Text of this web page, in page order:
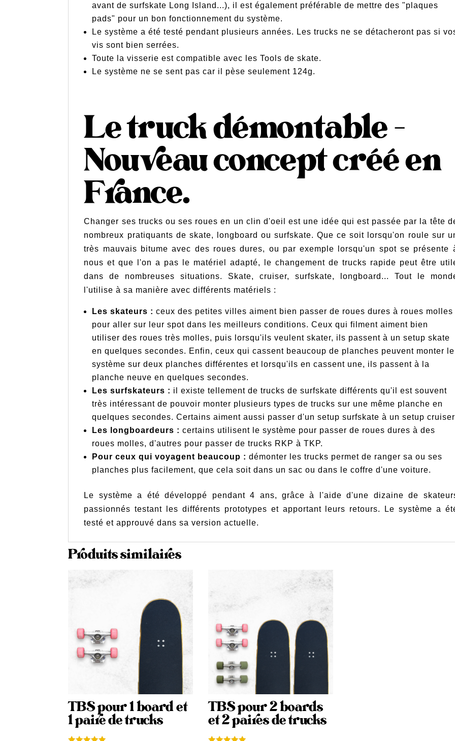
avant de surfskate Long Island...), il est également préférable de mettre des "plaques
pads" pour un bon fonctionnement du système.
Le système a été testé pendant plusieurs années. Les trucks ne se détacheront pas si
vis sont bien serrées.
Toute la visserie est compatible avec les Tools de skate.
Le système ne se sent pas car il pèse seulement 124g.
Le truck démontable -
Nouveau concept créé en
France.
Changer ses trucks ou ses roues en un clin d'oeil est une idée qui est passée par la tête
nombreux pratiquants de skate, longboard ou surfskate. Que ce soit lorsqu'on roule sur
très mauvais bitume avec des roues dures, ou par exemple lorsqu'un spot se présente
nous et que l'on a pas le matériel adapté, le changement de trucks rapide peut être
dans de nombreuses situations. Skate, cruiser, surfskate, longboard... Tout le
l'utilise à sa manière avec différents matériels :
Les skateurs : ceux des petites villes aiment bien passer de roues dures à roues molles
pour aller sur leur spot dans les meilleurs conditions. Ceux qui filment aiment bien
utiliser des roues très molles, puis lorsqu'ils veulent skater, ils passent à un setup skate
en quelques secondes. Enfin, ceux qui cassent beaucoup de planches peuvent monter le
système sur deux planches différentes et lorsqu'ils en cassent une, ils passent à la
planche neuve en quelques secondes.
Les surfskateurs : il existe tellement de trucks de surfskate différents qu'il est souvent
très intéressant de pouvoir monter plusieurs types de trucks sur une même planche en
quelques secondes. Certains aiment aussi passer d'un setup surfskate à un setup
Les longboardeurs : certains utilisent le système pour passer de roues dures à des
roues molles, d'autres pour passer de trucks RKP à TKP.
Pour ceux qui voyagent beaucoup : démonter les trucks permet de ranger sa ou ses
planches plus facilement, que cela soit dans un sac ou dans le coffre d'une voiture.
Le système a été développé pendant 4 ans, grâce à l'aide d'une dizaine de
passionnés testant les différents prototypes et apportant leurs retours. Le système a
testé et approuvé dans sa version actuelle.
Produits similaires
TBS pour 1 board et
1 paire de trucks
TBS pour 2 boards
et 2 paires de trucks